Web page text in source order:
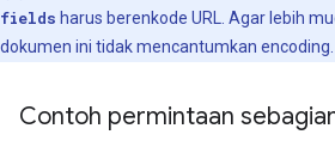
fields harus berenkode URL. Agar lebih
dokumen ini tidak mencantumkan encoding.
Contoh permintaan